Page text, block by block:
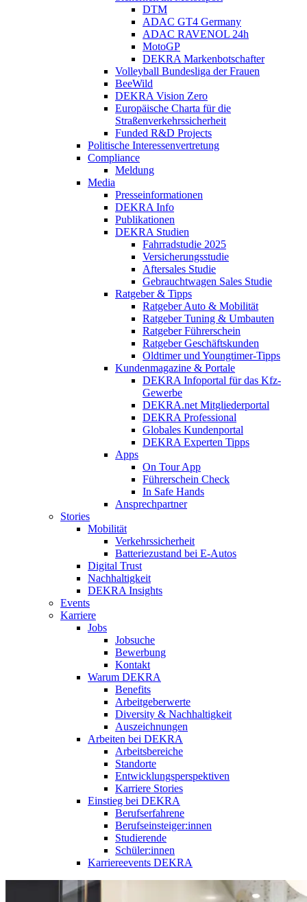
DTM
ADAC GT4 Germany
ADAC RAVENOL 24h
MotoGP
DEKRA Markenbotschafter
Volleyball Bundesliga der Frauen
BeeWild
DEKRA Vision Zero
Europäische Charta für die
Straßenverkehrssicherheit
Funded R&D Projects
Politische Interessenvertretung
Compliance
Meldung
Media
Presseinformationen
DEKRA Info
Publikationen
DEKRA Studien
Fahrradstudie 2025
Versicherungsstudie
Aftersales Studie
Gebrauchtwagen Sales Studie
Ratgeber & Tipps
Ratgeber Auto & Mobilität
Ratgeber Tuning & Umbauten
Ratgeber Führerschein
Ratgeber Geschäftskunden
Oldtimer und Youngtimer-Tipps
Kundenmagazine & Portale
DEKRA Infoportal für das Kfz-
Gewerbe
DEKRA.net Mitgliederportal
DEKRA Professional
Globales Kundenportal
DEKRA Experten Tipps
Apps
On Tour App
Führerschein Check
In Safe Hands
Ansprechpartner
Stories
Mobilität
Verkehrssicherheit
Batteriezustand bei E-Autos
Digital Trust
Nachhaltigkeit
DEKRA Insights
Events
Karriere
Jobs
Jobsuche
Bewerbung
Kontakt
Warum DEKRA
Benefits
Arbeitgeberwerte
Diversity & Nachhaltigkeit
Auszeichnungen
Arbeiten bei DEKRA
Arbeitsbereiche
Standorte
Entwicklungsperspektiven
Karriere Stories
Einstieg bei DEKRA
Berufserfahrene
Berufseinsteiger:innen
Studierende
Schüler:innen
Karriereevents DEKRA